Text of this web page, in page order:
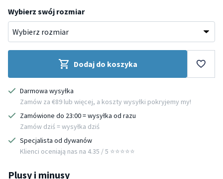
Wybierz swój rozmiar
Dodaj do koszyka
Darmowa wysyłka
Zamów za €89 lub więcej, a koszty wysyłki pokryjemy my!
Zamówione do 23:00 = wysyłka od razu
Zamów dziś = wysyłka dziś
Specjalista od dywanów
Klienci oceniają nas na 4.35 / 5 ⭐️⭐️⭐️⭐️⭐️
Plusy i minusy